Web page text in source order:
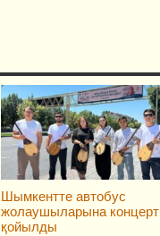
Шымкентте автобус
жолаушыларына концерт
қойылды